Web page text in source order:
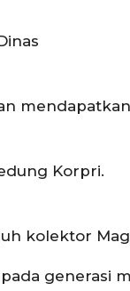
Korpri.
kolektor
generasi